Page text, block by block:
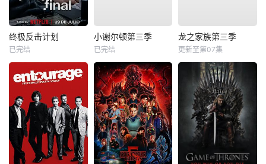
终极反击计划
已完结
小谢尔顿第三季
已完结
龙之家族第三季
更新至第07集